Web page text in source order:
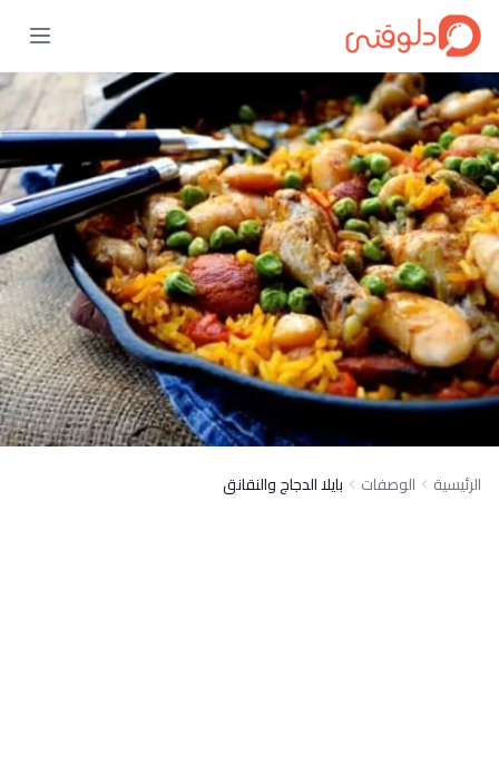
الرئيسية الوصفات بايلا الدجاج والنقانق